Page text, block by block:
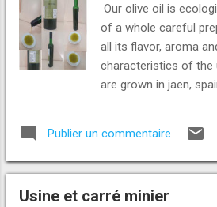
ou livraison à toutes
possible aux tarifs
jour commande du
palettes et + 1,28 ht
rsfo régulier +
Our olive oil is
of a whole careful
all its flavor, aroma
characteristics of the
are grown in jaen,
mediterranean diet
balanced diet.
ou contactez nous
Publier un commentaire
Usine et carré minier